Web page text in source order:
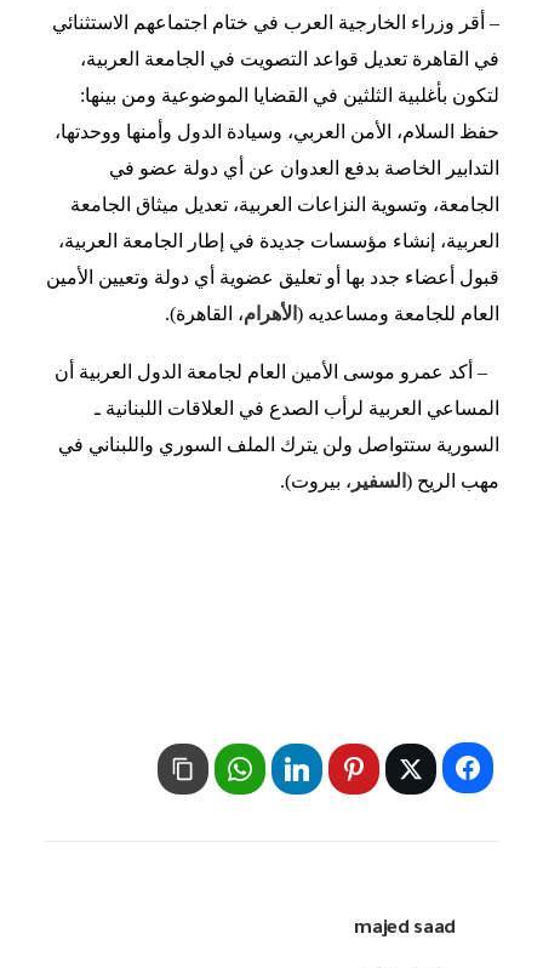
– أقر وزراء الخارجية العرب في ختام اجتماعهم الاستثنائي
في القاهرة تعديل قواعد التصويت في الجامعة العربية،
لتكون بأغلبية الثلثين في القضايا الموضوعية ومن بينها:
حفظ السلام، الأمن العربي، وسيادة الدول وأمنها ووحدتها،
التدابير الخاصة بدفع العدوان عن أي دولة عضو في
الجامعة، وتسوية النزاعات العربية، تعديل ميثاق الجامعة
العربية، إنشاء مؤسسات جديدة في إطار الجامعة العربية،
قبول أعضاء جدد بها أو تعليق عضوية أي دولة وتعيين الأمين
العام للجامعة ومساعديه ( الأهرام، القاهرة).
– أكد عمرو موسى الأمين العام لجامعة الدول العربية أن
المساعي العربية لرأب الصدع في العلاقات اللبنانية ـ
السورية ستتواصل ولن يترك الملف السوري واللبناني في
مهب الريح ( السفير ، بيروت).
majed saad